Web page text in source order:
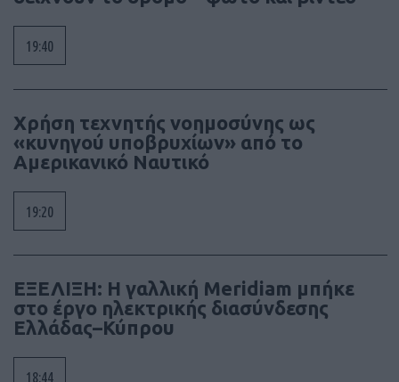
19:40
Χρήση τεχνητής νοημοσύνης ως
«κυνηγού υποβρυχίων» από το
Αμερικανικό Ναυτικό
19:20
ΕΞΕΛΙΞΗ: Η γαλλική Meridiam μπήκε
στο έργο ηλεκτρικής διασύνδεσης
Ελλάδας–Κύπρου
18:44